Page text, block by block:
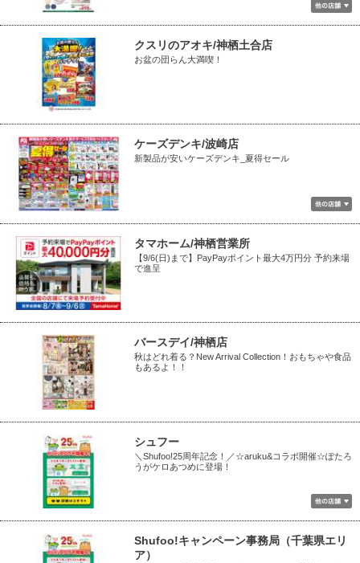
クスリのアオキ/神栖土合店
お盆の団らん大満喫！
ケーズデンキ/波崎店
新製品が安いケーズデンキ_夏得セール
タマホーム/神栖営業所
【9/6(日)まで】PayPayポイント最大4万円分 予約来場
で進呈
バースデイ/神栖店
秋はどれ着る？New Arrival Collection！おもちゃや食品
もあるよ！！
シュフー
＼Shufoo!25周年記念！／☆aruku&コラボ開催☆ぽたろ
うがケロあつめに登場！
Shufoo!キャンペーン事務局（千葉県エリ
ア）